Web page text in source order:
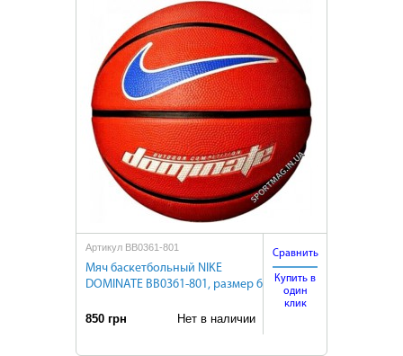
Артикул BB0361-801
Мяч баскетбольный NIKE
DOMINATE BB0361-801, размер 6
850 грн Нет в наличии
Сравнить
Купить в
один
клик